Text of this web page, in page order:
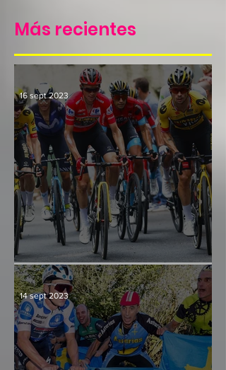
Más recientes
Culminación y consenso
16 sept 2023
14 sept 2023